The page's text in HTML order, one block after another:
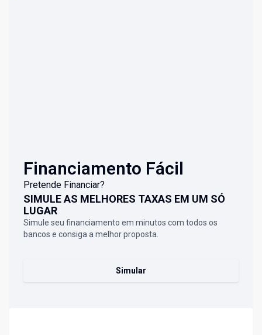
Financiamento Fácil
Pretende Financiar?
SIMULE AS MELHORES TAXAS EM UM SÓ
LUGAR
Simule seu financiamento em minutos com todos os
bancos e consiga a melhor proposta.
Simular